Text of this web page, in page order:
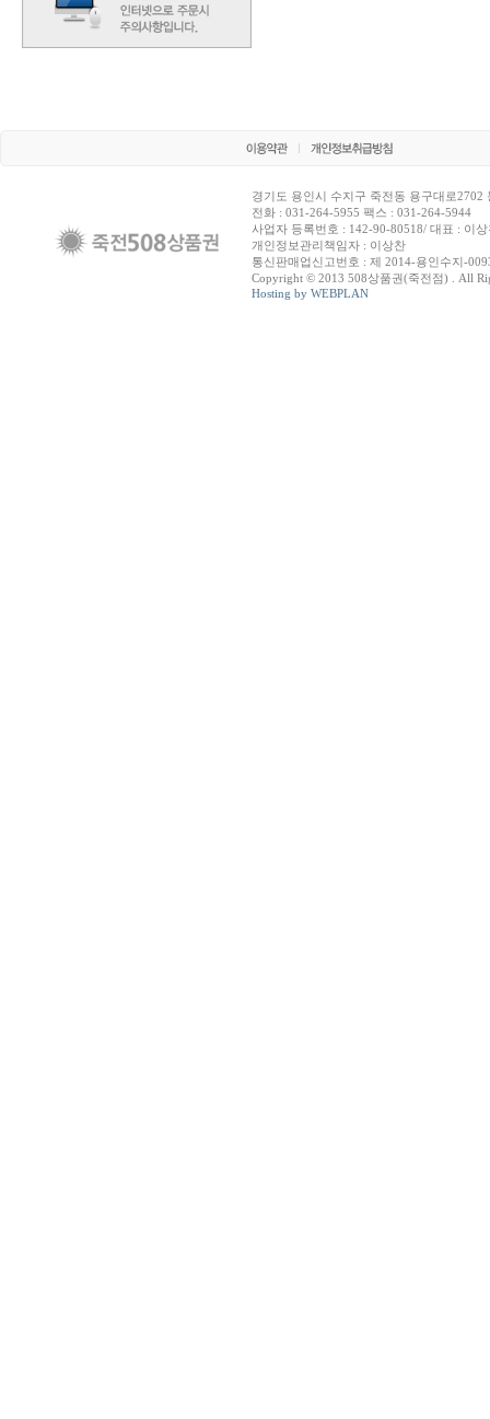
경기도 용인시 수지구 죽전동 용구대로2702
전화 : 031-264-5955 팩스 : 031-264-5944
사업자 등록번호 : 142-90-80518/ 대표 : 이상
개인정보관리책임자 : 이상찬
통신판매업신고번호 : 제 2014-용인수지-
Copyright © 2013 508상품권(죽전점) . All
Hosting by WEBPLAN